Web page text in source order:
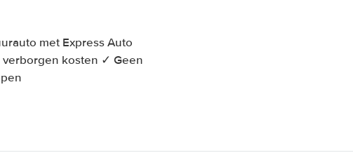
met Express Auto
verborgen kosten ✓ Geen